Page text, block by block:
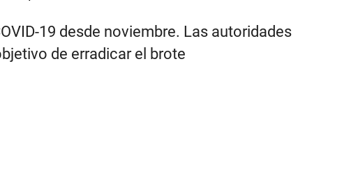
19 desde noviembre. Las autoridades
de erradicar el brote